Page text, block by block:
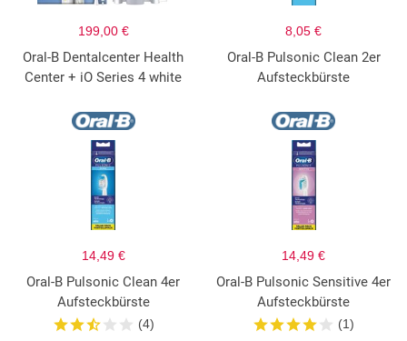
199,00 €
Oral-B Dentalcenter Health
Center + iO Series 4 white
8,05 €
Oral-B Pulsonic Clean 2er
Aufsteckbürste
14,49 €
Oral-B Pulsonic Clean 4er
Aufsteckbürste
(4)
14,49 €
Oral-B Pulsonic Sensitive 4er
Aufsteckbürste
(1)